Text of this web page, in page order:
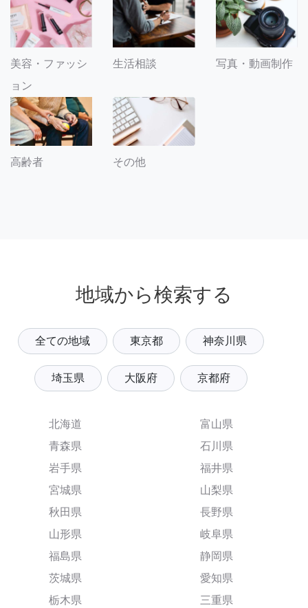
美容・ファッシ
ョン
生活相談 写真・動画制作
高齢者 その他
地域から検索する
全ての地域 東京都 神奈川県
埼玉県 大阪府 京都府
北海道
青森県
岩手県
宮城県
秋田県
山形県
福島県
茨城県
栃木県
富山県
石川県
福井県
山梨県
長野県
岐阜県
静岡県
愛知県
三重県